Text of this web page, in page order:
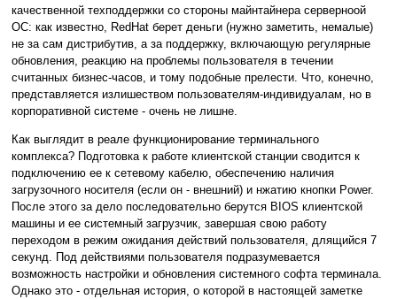
качественной техподдержки со стороны майнтайнера серверноой
ОС: как известно, RedHat берет деньги (нужно заметить, немалые)
не за сам дистрибутив, а за поддержку, включающую регулярные
обновления, реакцию на проблемы пользователя в течении
считанных бизнес-часов, и тому подобные прелести. Что, конечно,
представляется излишеством пользователям-индивидуалам, но в
корпоративной системе - очень не лишне.
Как выглядит в реале функционирование терминального
комплекса? Подготовка к работе клиентской станции сводится к
подключению ее к сетевому кабелю, обеспечению наличия
загрузочного носителя (если он - внешний) и нжатию кнопки Power.
После этого за дело последовательно берутся BIOS клиентской
машины и ее системный загрузчик, завершая свою работу
переходом в режим ожидания действий пользователя, длящийся 7
секунд. Под действиями пользователя подразумевается
возможность настройки и обновления системного софта терминала.
Однако это - отдельная история, о которой в настоящей заметке